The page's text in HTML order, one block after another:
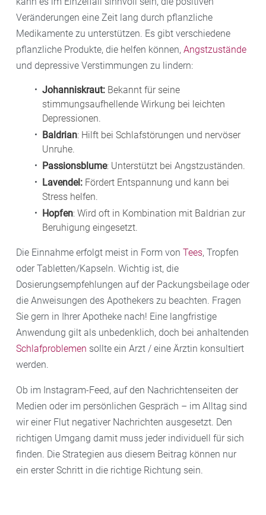
Veränderungen eine Zeit lang durch pflanzliche
Medikamente zu unterstützen. Es gibt verschiedene
pflanzliche Produkte, die helfen können, Angstzustände
und depressive Verstimmungen zu lindern:
Johanniskraut: Bekannt für seine
stimmungsaufhellende Wirkung bei leichten
Depressionen.
Baldrian: Hilft bei Schlafstörungen und nervöser
Unruhe.
Passionsblume: Unterstützt bei Angstzuständen.
Lavendel: Fördert Entspannung und kann bei
Stress helfen.
Hopfen: Wird oft in Kombination mit Baldrian zur
Beruhigung eingesetzt.
Die Einnahme erfolgt meist in Form von Tees, Tropfen
oder Tabletten/Kapseln. Wichtig ist, die
Dosierungsempfehlungen auf der Packungsbeilage oder
die Anweisungen des Apothekers zu beachten. Fragen
Sie gern in Ihrer Apotheke nach! Eine langfristige
Anwendung gilt als unbedenklich, doch bei anhaltenden
Schlafproblemen sollte ein Arzt / eine Ärztin konsultiert
werden.
Ob im Instagram-Feed, auf den Nachrichtenseiten der
Medien oder im persönlichen Gespräch – im Alltag sind
wir einer Flut negativer Nachrichten ausgesetzt. Den
richtigen Umgang damit muss jeder individuell für sich
finden. Die Strategien aus diesem Beitrag können nur
ein erster Schritt in die richtige Richtung sein.